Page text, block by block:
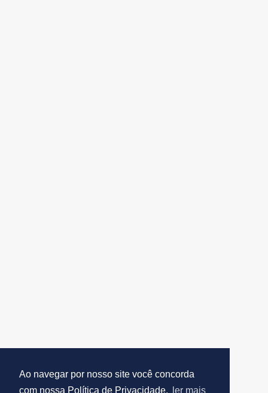
Ao navegar por nosso site você concorda
com nossa Política de Privacidade.
ler mais